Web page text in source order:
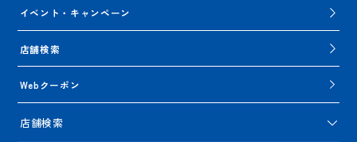
イベント・キャンペーン
店舗検索
Webクーポン
店舗検索